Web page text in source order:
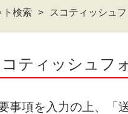
ト検索 スコティッシュ
ティッシュフ
事項を入力の上、「